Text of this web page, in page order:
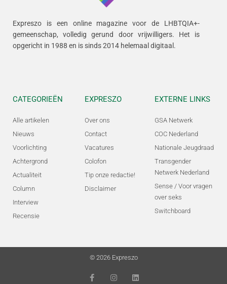
Expreszo is een online magazine voor de LHBTQIA+-
gemeenschap, volledig gerund door vrijwilligers. Het is
opgericht in 1988 en is sinds 2014 helemaal digitaal.
CATEGORIEËN
Alle artikelen
Nieuws
Voorlichting
Achtergrond
Actualiteit
Column
Interview
Recensie
EXPRESZO
Over ons
Contact
Vacatures
Colofon
Tip onze redactie!
Disclaimer
EXTERNE LINKS
GSA Netwerk
COC Nederland
Nationale Jeugdraad
Transgender
Netwerk Nederland
Sense / Voor vragen
over seks
Switchboard
© 2026 Expreszo
F I L